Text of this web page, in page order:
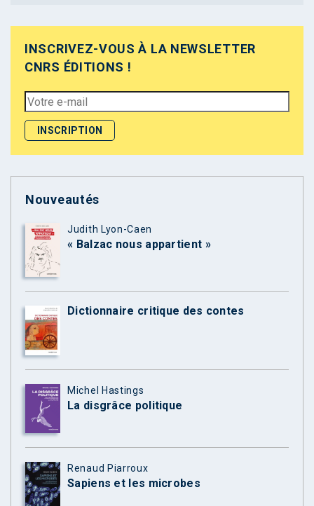
INSCRIVEZ-VOUS À LA NEWSLETTER
CNRS ÉDITIONS !
Nouveautés
Judith Lyon-Caen
« Balzac nous appartient »
Dictionnaire critique des contes
Michel Hastings
La disgrâce politique
Renaud Piarroux
Sapiens et les microbes